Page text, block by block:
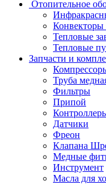
Отопительное
Конвекторы
Тепловые
Тепловые
Запчасти и
Труба
Фильтры
Припой
Датчики
Фреон
Клапана
Медные
Инструмент
Масла для